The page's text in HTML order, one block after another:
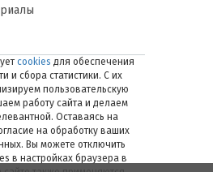
cookies для обеспечения
и сбора статистики. С их
пользовательскую
работу сайта и делаем
Оставаясь на
на обработку ваших
Вы можете отключить
в настройках браузера в